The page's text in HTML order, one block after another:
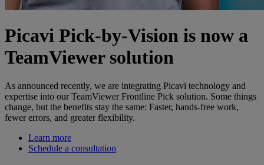
Picavi Pick-by-Vision is now a
TeamViewer solution
As announced recently, we are integrating Picavi technology and
expertise into our TeamViewer Frontline Pick solution. Some things
change, but the benefits stay the same: Faster, hands-free work,
fewer errors, and greater flexibility.
Learn more
Schedule a consultation